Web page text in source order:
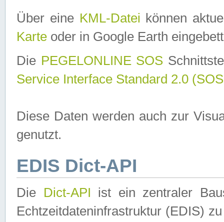
Über eine KML-Datei können
Karte oder in Google Earth
Die PEGELONLINE SOS
Service Interface Standard 2.0
Diese Daten werden auch zur
genutzt.
EDIS Dict-API
Die Dict-API ist ein zentraler
Echtzeitdateninfrastruktur (EDIS)